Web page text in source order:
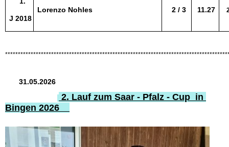
J 2018
Lorenzo Nohles 2 / 3 11.27
31.05.2026
2. Lauf zum Saar - Pfalz - Cup in
Bingen 2026